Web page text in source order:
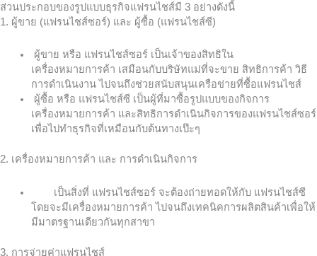
ส่วนประกอบของรูปแบบธุรกิจแฟรนไชส์มี 3 อย่างดังนี้
1. ผู้ขาย (แฟรนไชส์ซอร์) และ ผู้ซื้อ (แฟรนไชส์ซี)
ผู้ขาย หรือ แฟรนไชส์ซอร์ เป็นเจ้าของสิทธิใน
เครื่องหมายการค้า เสมือนกับบริษัทแม่ที่จะขาย สิทธิการค้า วิธี
การดำเนินงาน ไปจนถึงช่วยสนับสนุนเครือข่ายที่ซื้อแฟรนไชส์
ผู้ซื้อ หรือ แฟรนไชส์ซี เป็นผู้ที่มาซื้อรูปแบบของกิจการ
เครื่องหมายการค้า และสิทธิการดำเนินกิจการของแฟรนไชส์ซอร์
เพื่อไปทำธุรกิจที่เหมือนกับต้นทางเป๊ะๆ
2. เครื่องหมายการค้า และ การดำเนินกิจการ
เป็นสิ่งที่ แฟรนไชส์ซอร์ จะต้องถ่ายทอดให้กับ แฟรนไชส์ซี
โดยจะมีเครื่องหมายการค้า ไปจนถึงเทคนิคการผลิตสินค้าเพื่อให้
มีมาตรฐานเดียวกันทุกสาขา
3. การจ่ายค่าแฟรนไชส์